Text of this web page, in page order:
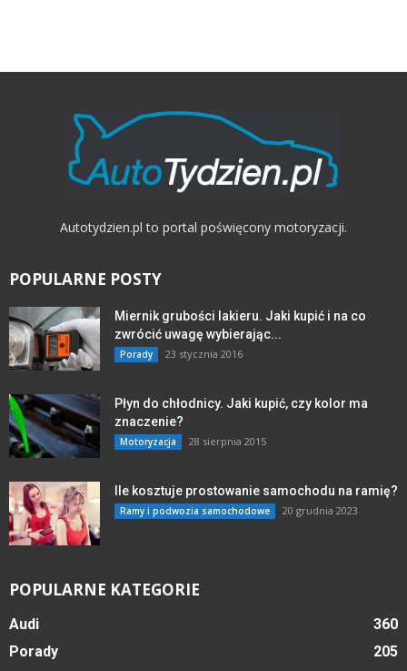
Autotydzien.pl to portal poświęcony motoryzacji.
POPULARNE POSTY
Miernik grubości lakieru. Jaki kupić i na co
zwrócić uwagę wybierając...
Porady 23 stycznia 2016
Płyn do chłodnicy. Jaki kupić, czy kolor ma
znaczenie?
Motoryzacja 28 sierpnia 2015
Ile kosztuje prostowanie samochodu na ramię?
Ramy i podwozia samochodowe 20 grudnia 2023
POPULARNE KATEGORIE
Audi
360
Porady
205